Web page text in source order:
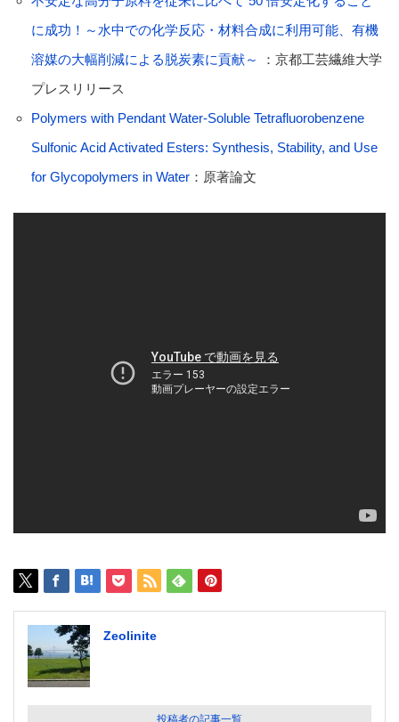
に成功！～水中での化学反応・材料合成に利用可能、有機
溶媒の大幅削減による脱炭素に貢献～
：京都工芸繊維大学
プレスリリース
Polymers with Pendant Water-Soluble Tetrafluorobenzene
Sulfonic Acid Activated Esters: Synthesis, Stability, and Use
for Glycopolymers in Water：原著論文
Zeolinite
投稿者の記事一覧